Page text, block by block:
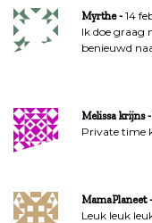
Myrthe
14
Ik doe graag
benieuwd
Melissa krijns
Private time
MamaPlaneet
Leuk leuk